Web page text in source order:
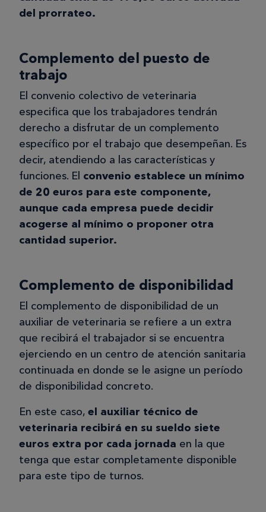
del prorrateo.
Complemento del puesto de
trabajo
El convenio colectivo de veterinaria
especifica que los trabajadores tendrán
derecho a disfrutar de un complemento
específico por el trabajo que desempeñan. Es
decir, atendiendo a las características y
funciones. El convenio establece un mínimo
de 20 euros para este componente,
aunque cada empresa puede decidir
acogerse al mínimo o proponer otra
cantidad superior.
Complemento de disponibilidad
El complemento de disponibilidad de un
auxiliar de veterinaria se refiere a un extra
que recibirá el trabajador si se encuentra
ejerciendo en un centro de atención sanitaria
continuada en donde se le asigne un período
de disponibilidad concreto.
En este caso, el auxiliar técnico de
veterinaria recibirá en su sueldo siete
euros extra por cada jornada en la que
tenga que estar completamente disponible
para este tipo de turnos.